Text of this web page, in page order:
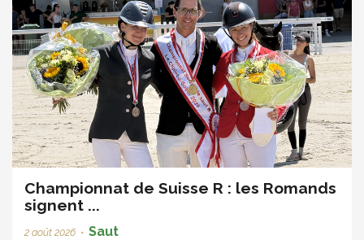
Championnat de Suisse R : les Romands
signent ...
2 août 2026 • Saut